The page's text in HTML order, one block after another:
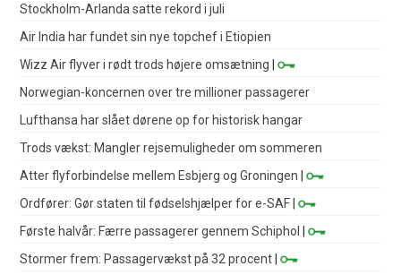
Stockholm-Arlanda satte rekord i juli
Air India har fundet sin nye topchef i Etiopien
Wizz Air flyver i rødt trods højere omsætning |
Norwegian-koncernen over tre millioner passagerer
Lufthansa har slået dørene op for historisk hangar
Trods vækst: Mangler rejsemuligheder om sommeren
Atter flyforbindelse mellem Esbjerg og Groningen |
Ordfører: Gør staten til fødselshjælper for e-SAF |
Første halvår: Færre passagerer gennem Schiphol
|
Stormer frem: Passagervækst på 32 procent |